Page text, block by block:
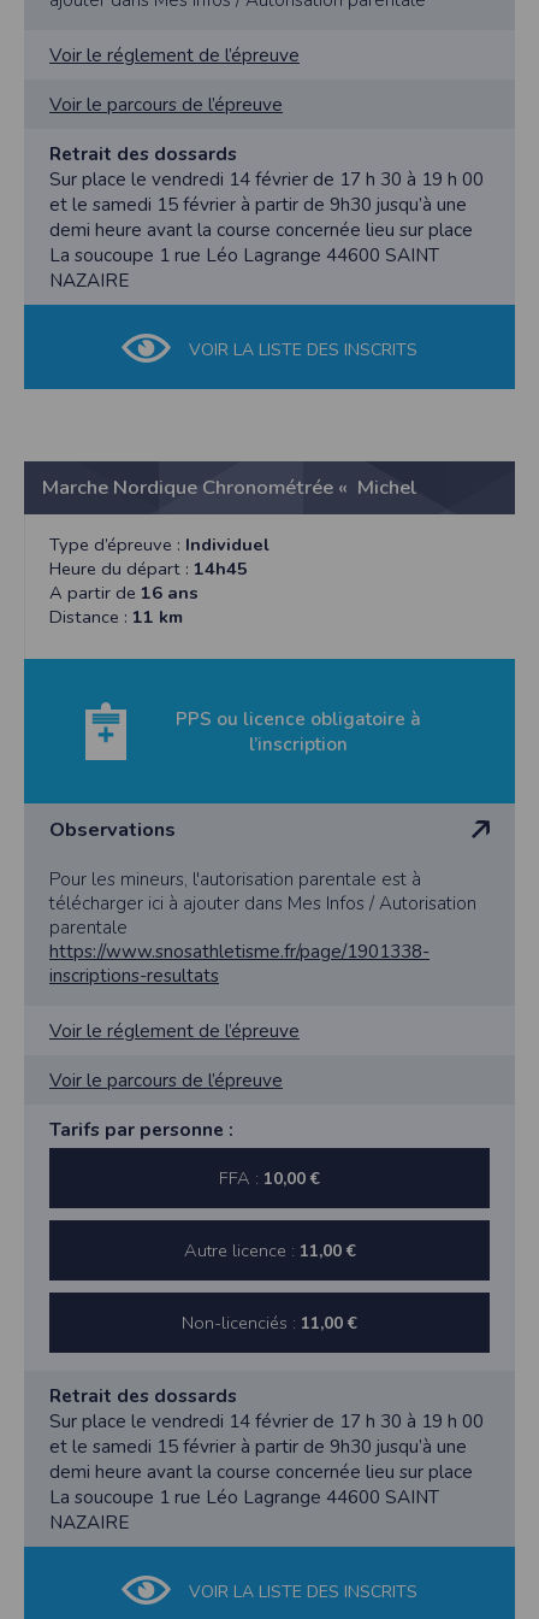
Voir le réglement de l’épreuve
Voir le parcours de l’épreuve
Retrait des dossards
Sur place le vendredi 14 février de 17 h 30 à 19 h 00
et le samedi 15 février à partir de 9h30 jusqu’à une
demi heure avant la course concernée lieu sur place
La soucoupe 1 rue Léo Lagrange 44600 SAINT
NAZAIRE
VOIR LA LISTE DES INSCRITS
Marche Nordique Chronométrée « Michel
Katimerzis »
Type d’épreuve : Individuel
Heure du départ : 14h45
A partir de 16 ans
Distance : 11 km
PPS ou licence obligatoire à
l’inscription
Observations
Pour les mineurs, l'autorisation parentale est à
télécharger ici à ajouter dans Mes Infos / Autorisation
parentale
https://www.snosathletisme.fr/page/1901338-
inscriptions-resultats
Voir le réglement de l’épreuve
Voir le parcours de l’épreuve
Tarifs par personne :
FFA : 10,00 €
Autre licence : 11,00 €
Non-licenciés : 11,00 €
Retrait des dossards
Sur place le vendredi 14 février de 17 h 30 à 19 h 00
et le samedi 15 février à partir de 9h30 jusqu’à une
demi heure avant la course concernée lieu sur place
La soucoupe 1 rue Léo Lagrange 44600 SAINT
NAZAIRE
VOIR LA LISTE DES INSCRITS
Cette application ne requiert pas d'informations de vos contacts.
Informations sur le paiement
Aucun paiement n'étant effectué dans l'application, aucune information sur
Traduction in English :
This app requires camera permissions if the user is interested in uploading a
photo to the gallery. We collect information from the photos you share. This app
does not require information from your contacts.
Payment information